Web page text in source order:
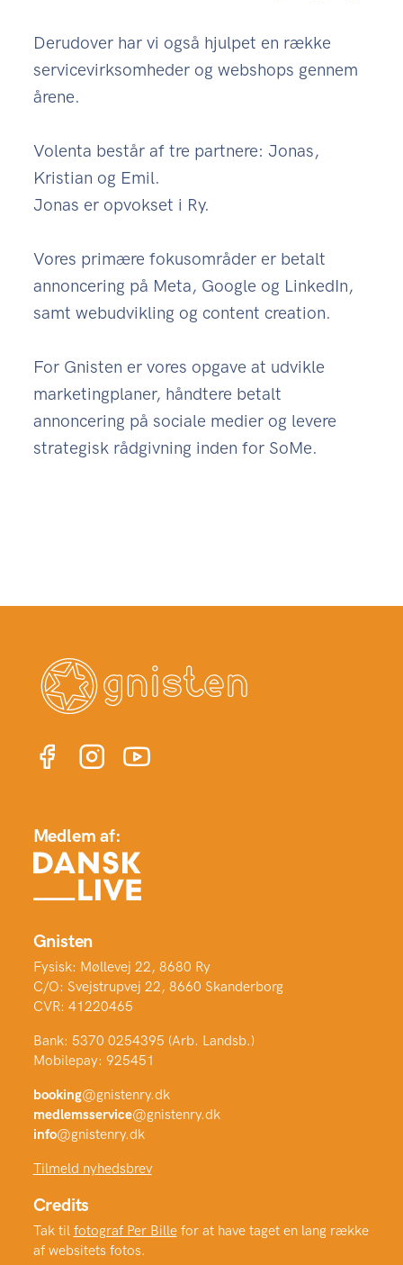
Derudover har vi også hjulpet en række
servicevirksomheder og webshops gennem
årene.
Volenta består af tre partnere: Jonas,
Kristian og Emil.
Jonas er opvokset i Ry.
Vores primære fokusområder er betalt
annoncering på Meta, Google og LinkedIn,
samt webudvikling og content creation.
For Gnisten er vores opgave at udvikle
marketingplaner, håndtere betalt
annoncering på sociale medier og levere
strategisk rådgivning inden for SoMe.
Medlem af:
Gnisten
Fysisk: Møllevej 22, 8680 Ry
C/O: Svejstrupvej 22, 8660 Skanderborg
CVR: 41220465
Bank: 5370 0254395 (Arb. Landsb.)
Mobilepay: 925451
booking@gnistenry.dk
medlemsservice@gnistenry.dk
info@gnistenry.dk
Tilmeld nyhedsbrev
Credits
Tak til fotograf Per Billefor at have taget en lang række
af websitets fotos.